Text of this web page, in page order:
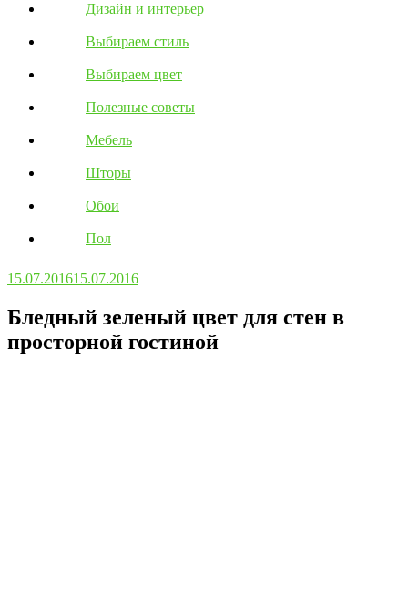
Дизайн и интерьер
Выбираем стиль
Выбираем цвет
Полезные советы
Мебель
Шторы
Обои
Пол
15.07.201615.07.2016
Бледный зеленый цвет для стен в
просторной гостиной